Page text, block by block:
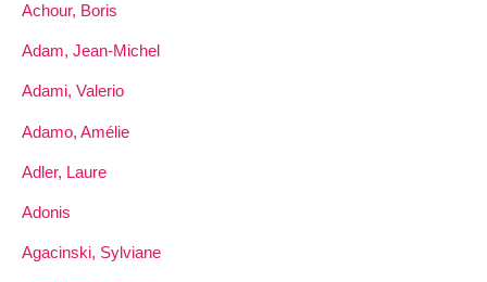
Achour, Boris
Adam, Jean-Michel
Adami, Valerio
Adamo, Amélie
Adler, Laure
Adonis
Agacinski, Sylviane